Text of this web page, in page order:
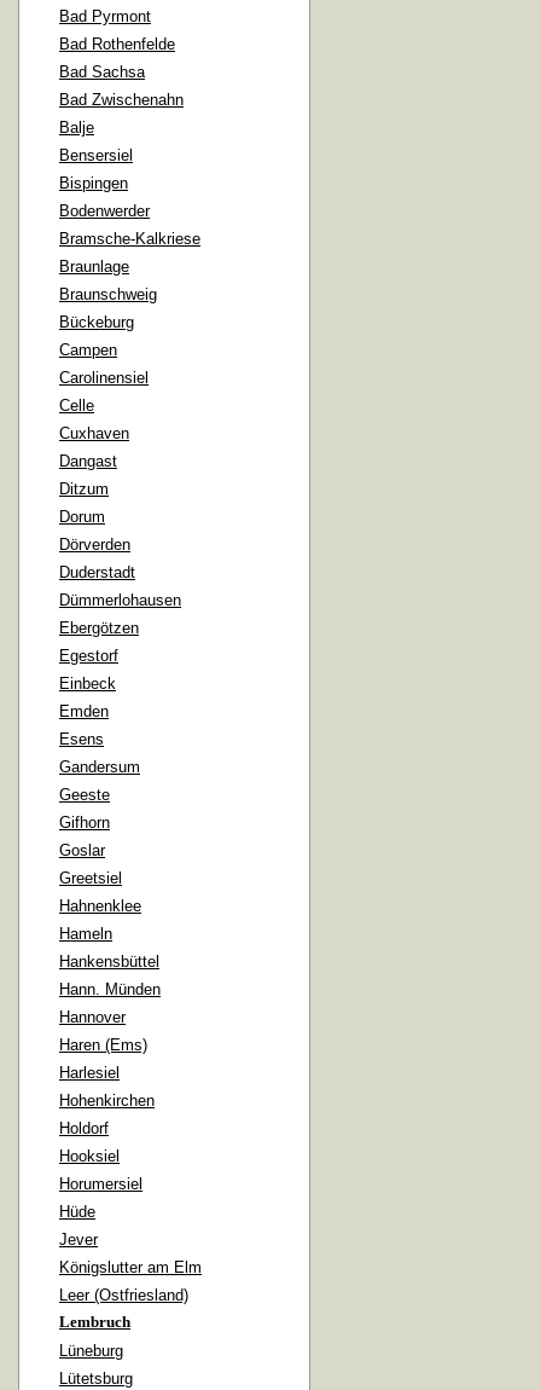
Bad Pyrmont
Bad Rothenfelde
Bad Sachsa
Bad Zwischenahn
Balje
Bensersiel
Bispingen
Bodenwerder
Bramsche-Kalkriese
Braunlage
Braunschweig
Bückeburg
Campen
Carolinensiel
Celle
Cuxhaven
Dangast
Ditzum
Dorum
Dörverden
Duderstadt
Dümmerlohausen
Ebergötzen
Egestorf
Einbeck
Emden
Esens
Gandersum
Geeste
Gifhorn
Goslar
Greetsiel
Hahnenklee
Hameln
Hankensbüttel
Hann. Münden
Hannover
Haren (Ems)
Harlesiel
Hohenkirchen
Holdorf
Hooksiel
Horumersiel
Hüde
Jever
Königslutter am Elm
Leer (Ostfriesland)
Lembruch
Lüneburg
Lütetsburg